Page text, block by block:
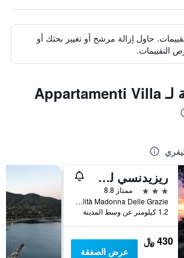
حاول إزالة مرشح أو تغيير بحثك أو
فنادق مشابهة لـ Appartamenti Villa
ريزيدنسي لي جراتسي إيست
3 نجوم
ممتاز 8.8
Località Madonna Delle Grazie, كابوليفري, توسكانا, إيطاليا
1.2 كيلومتر عن وسط المدينة
430 ﷼
عرض الصفقة